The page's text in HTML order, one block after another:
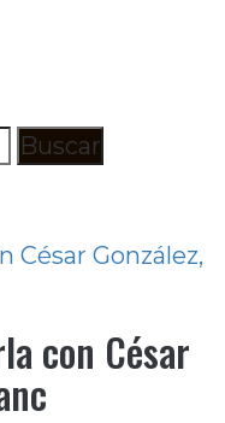
César González,
con César